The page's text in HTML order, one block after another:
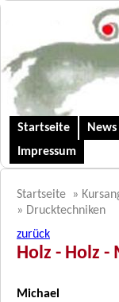
Startseite News
Impressum
Startseite »
» Drucktechniken
zurück
Holz - Holz -
Michael